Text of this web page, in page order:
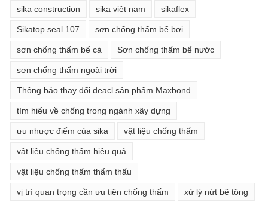
sika construction sika việt nam sikaflex
Sikatop seal 107 sơn chống thấm bể bơi
sơn chống thấm bể cá Sơn chống thấm bể nước
sơn chống thấm ngoài trời
Thông báo thay đổi deacl sản phẩm Maxbond
tìm hiểu về chống trong ngành xây dựng
ưu nhược điểm của sika vật liệu chống thấm
vật liệu chống thấm hiệu quả
vật liệu chống thấm thẩm thấu
vị trí quan trọng cần ưu tiên chống thấm xử lý nứt bê tông